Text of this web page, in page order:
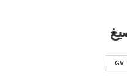
GV